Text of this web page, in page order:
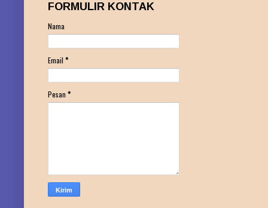
FORMULIR KONTAK
Nama
Email *
Pesan *